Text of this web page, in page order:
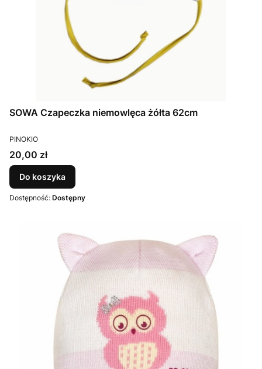
SOWA Czapeczka niemowlęca żółta 62cm
PRODUCENT
PINOKIO
Cena
20,00 zł
Do koszyka
Dostępność: Dostępny